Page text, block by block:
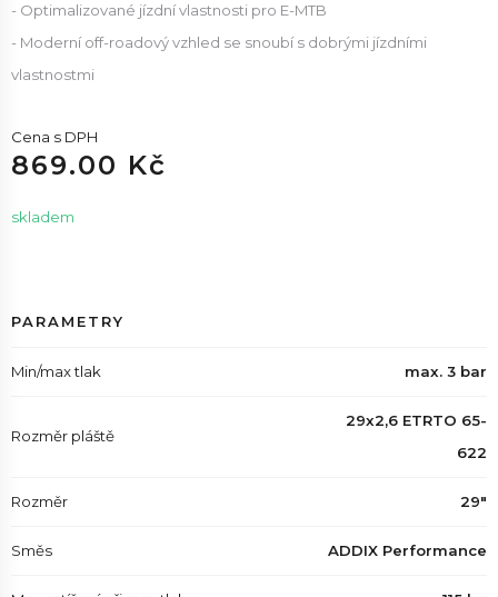
- Optimalizované jízdní vlastnosti pro E-MTB
- Moderní off-roadový vzhled se snoubí s dobrými jízdními
vlastnostmi
Cena s DPH
869.00 Kč
skladem
PARAMETRY
Min/max tlak max. 3 bar
Rozměr pláště
29x2,6 ETRTO 65-
622
Rozměr 29"
Směs ADDIX Performance